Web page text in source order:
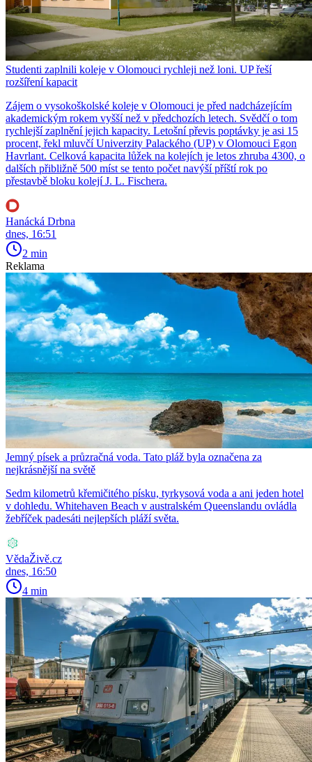
Studenti zaplnili koleje v Olomouci rychleji než loni. UP řeší
rozšíření kapacit
Zájem o vysokoškolské koleje v Olomouci je před nadcházejícím
akademickým rokem vyšší než v předchozích letech. Svědčí o tom
rychlejší zaplnění jejich kapacity. Letošní převis poptávky je asi 15
procent, řekl mluvčí Univerzity Palackého (UP) v Olomouci Egon
Havrlant. Celková kapacita lůžek na kolejích je letos zhruba 4300, o
dalších přibližně 500 míst se tento počet navýší příští rok po
přestavbě bloku kolejí J. L. Fischera.
Hanácká Drbna
dnes, 16:51
2 min
Reklama
Jemný písek a průzračná voda. Tato pláž byla označena za
nejkrásnější na světě
Sedm kilometrů křemičitého písku, tyrkysová voda a ani jeden hotel
v dohledu. Whitehaven Beach v australském Queenslandu ovládla
žebříček padesáti nejlepších pláží světa.
VědaŽivě.cz
dnes, 16:50
4 min